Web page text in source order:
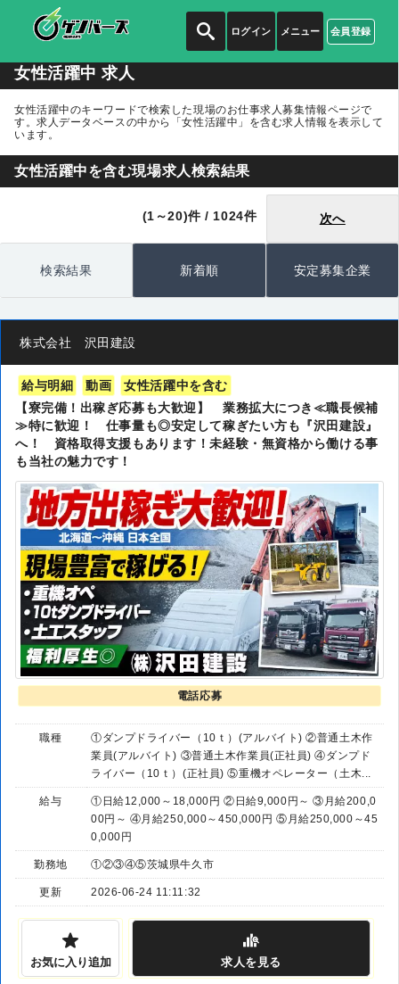
ログイン 会員登録
メニュー
女性活躍中 求人
女性活躍中のキーワードで検索した現場のお仕事求人募集情報ページで
す。求人データベースの中から
「女性活躍中」 を含む求人情報を表示して
います。
女性活躍中を含む現場求人検索結果
(1～20)件 / 1024件 次へ
検索結果 新着順 安定募集企業
株式会社 沢田建設
給与明細 動画
女性活躍中を含む
【寮完備！出稼ぎ応募も大歓迎】 業務拡大につき≪職長候補
≫特に歓迎！ 仕事量も◎安定して稼ぎたい方も『沢田建設』
へ！ 資格取得支援もあります！未経験・無資格から働ける事
も当社の魅力です！
電話応募
職種
①ダンプドライバー（10ｔ）(アルバイト) ②普通土木作
業員(アルバイト) ③普通土木作業員(正社員) ④ダンプド
ライバー（10ｔ）(正社員) ⑤重機オペレーター（土木...
給与
①日給12,000～18,000円 ②日給9,000円～ ③月給200,0
00円～ ④月給250,000～450,000円 ⑤月給250,000～45
0,000円
勤務地 ①②③④⑤茨城県牛久市
更新 2026-06-24 11:11:32
お気に入り追加 求人を見る